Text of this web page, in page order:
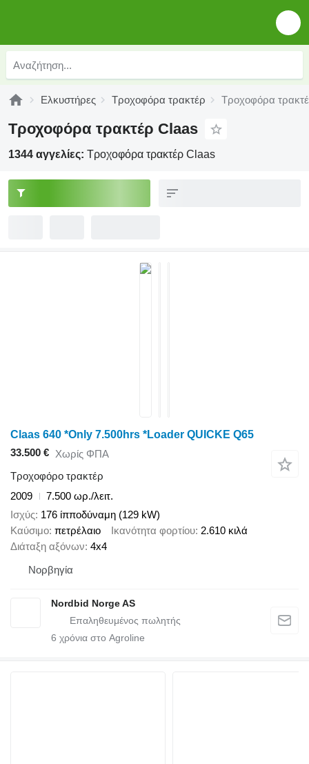
Ελκυστήρες Τροχοφόρα τρακτέρ Τροχοφόρα
Τροχοφόρα τρακτέρ Claas
1344 αγγελίες: Τροχοφόρα τρακτέρ Claas
Claas 640 *Only 7.500hrs *Loader QUICKE Q65
33.500 € Χωρίς ΦΠΑ
Τροχοφόρο τρακτέρ
2009
7.500 ωρ./λειτ.
Ισχύς 176 ίπποδύναμη (129 kW)
Καύσιμο πετρέλαιο Ικανότητα φορτίου 2.610 κιλά
Διάταξη αξόνων 4x4
Νορβηγία
Nordbid Norge AS
6 χρόνια στο Agroline